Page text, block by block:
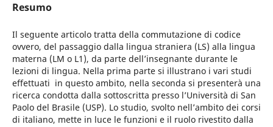
Resumo
Il seguente articolo tratta della commutazione di codice
ovvero, del passaggio dalla lingua straniera (LS) alla lingua
materna (LM o L1), da parte dell’insegnante durante le
lezioni di lingua. Nella prima parte si illustrano i vari studi
effettuati in questo ambito, nella seconda si presenterà una
ricerca condotta dalla sottoscritta presso l’Università di San
Paolo del Brasile (USP). Lo studio, svolto nell’ambito dei corsi
di italiano, mette in luce le funzioni e il ruolo rivestito dalla